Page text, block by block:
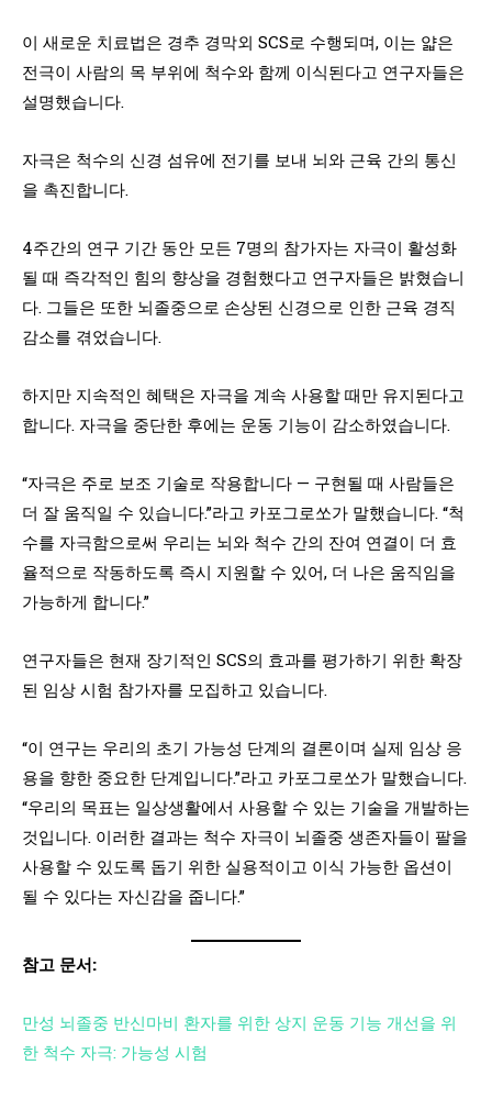
이 새로운 치료법은 경추 경막외 SCS로 수행되며, 이는 얇은
전극이 사람의 목 부위에 척수와 함께 이식된다고 연구자들은
설명했습니다.
자극은 척수의 신경 섬유에 전기를 보내 뇌와 근육 간의 통신
을 촉진합니다.
4주간의 연구 기간 동안 모든 7명의 참가자는 자극이 활성화
될 때 즉각적인 힘의 향상을 경험했다고 연구자들은 밝혔습니
다. 그들은 또한 뇌졸중으로 손상된 신경으로 인한 근육 경직
감소를 겪었습니다.
하지만 지속적인 혜택은 자극을 계속 사용할 때만 유지된다고
합니다. 자극을 중단한 후에는 운동 기능이 감소하였습니다.
“자극은 주로 보조 기술로 작용합니다 — 구현될 때 사람들은
더 잘 움직일 수 있습니다.”라고 카포그로쏘가 말했습니다. “척
수를 자극함으로써 우리는 뇌와 척수 간의 잔여 연결이 더 효
율적으로 작동하도록 즉시 지원할 수 있어, 더 나은 움직임을
가능하게 합니다.”
연구자들은 현재 장기적인 SCS의 효과를 평가하기 위한 확장
된 임상 시험 참가자를 모집하고 있습니다.
“이 연구는 우리의 초기 가능성 단계의 결론이며 실제 임상 응
용을 향한 중요한 단계입니다.”라고 카포그로쏘가 말했습니다.
“우리의 목표는 일상생활에서 사용할 수 있는 기술을 개발하는
것입니다. 이러한 결과는 척수 자극이 뇌졸중 생존자들이 팔을
사용할 수 있도록 돕기 위한 실용적이고 이식 가능한 옵션이
될 수 있다는 자신감을 줍니다.”
참고 문서:
만성 뇌졸중 반신마비 환자를 위한 상지 운동 기능 개선을 위
한 척수 자극: 가능성 시험